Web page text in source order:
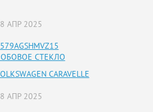
АПР 2025
СТЕКЛО
CARAVELLE
АПР 2025